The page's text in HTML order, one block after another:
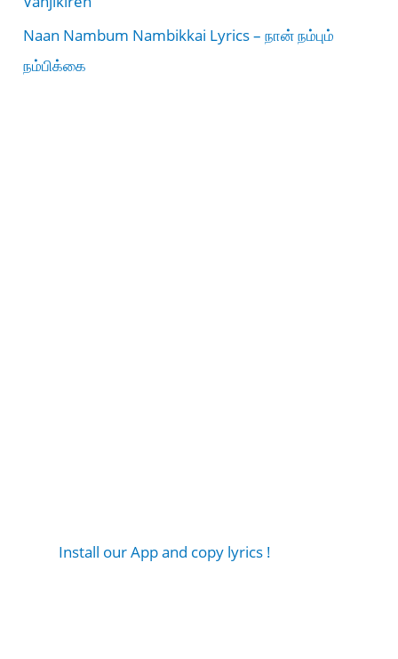
Naan Nambum Nambikkai Lyrics – நான் நம்பும்
நம்பிக்கை
Install our App and copy lyrics !